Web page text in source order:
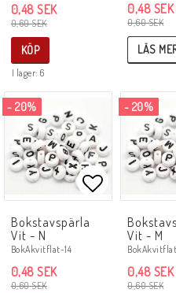
0,60 SEK
0,48 SEK
I lager: 6
KÖP
0,60 SEK
0,48 SEK
LÄS
till i favoritlistan
- 20%
Lägg till i
Bokstavspärla
Vit - N
BokAkvitflat-14
0,60 SEK
0,48 SEK
- 20%
Vit - M
0,60 SEK
0,48 SEK